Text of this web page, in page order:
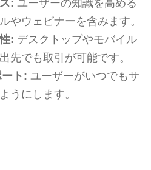
: ユーザーの知識を高める
やウェビナーを含みます。
: デスクトップやモバイル
先でも取引が可能です。
ト: ユーザーがいつでもサ
うにします。